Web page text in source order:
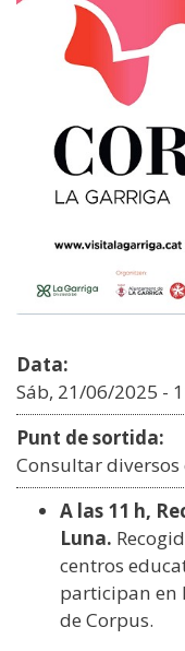
Data:
Sáb, 21/06/2025 -
Punt de sortida:
Consultar
A las 11 h,
Luna.
centros
participan en
de Corpus.